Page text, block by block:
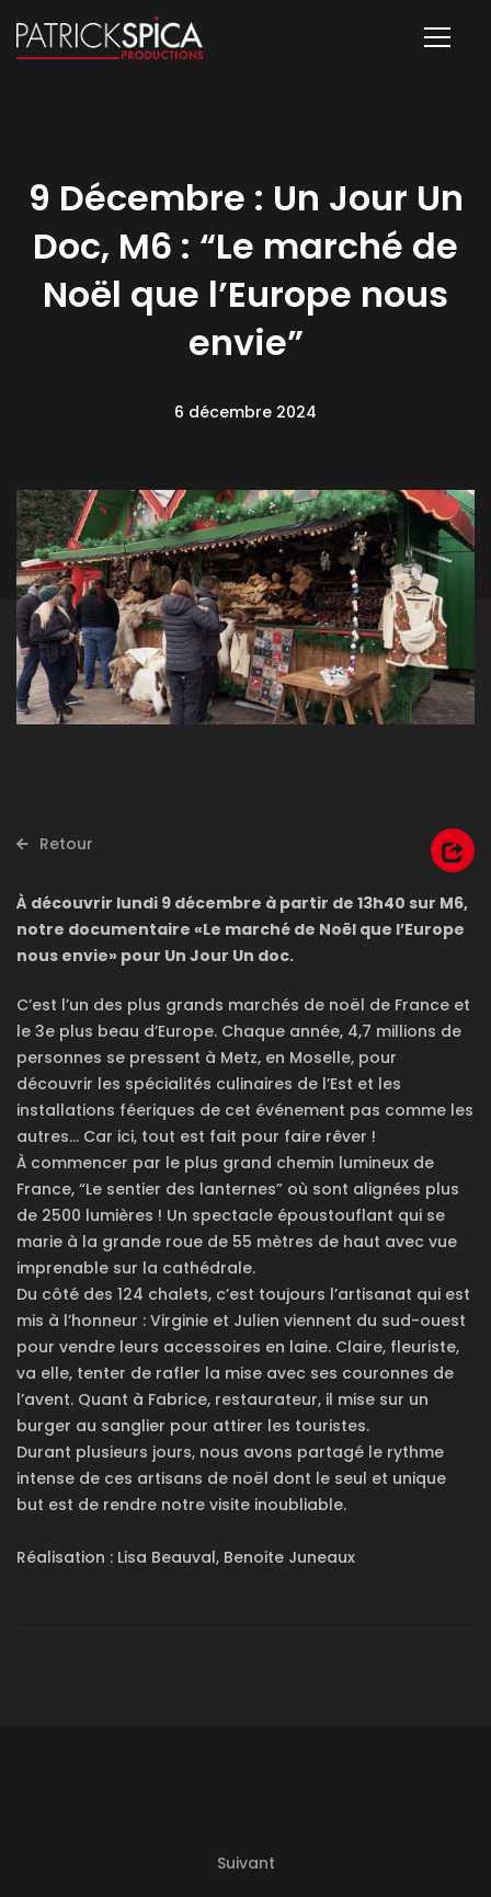
9 Décembre : Un Jour Un
Doc, M6 : “Le marché de
Noël que l’Europe nous
envie”
6 décembre 2024
Retour
À découvrir lundi 9 décembre à partir de 13h40 sur M6,
notre documentaire «Le marché de Noël que l’Europe
nous envie» pour Un Jour Un doc.
C’est l’un des plus grands marchés de noël de France et
le 3e plus beau d’Europe. Chaque année, 4,7 millions de
personnes se pressent à Metz, en Moselle, pour
découvrir les spécialités culinaires de l’Est et les
installations féeriques de cet événement pas comme les
autres… Car ici, tout est fait pour faire rêver !
À commencer par le plus grand chemin lumineux de
France, “Le sentier des lanternes” où sont alignées plus
de 2500 lumières ! Un spectacle époustouflant qui se
marie à la grande roue de 55 mètres de haut avec vue
imprenable sur la cathédrale.
Du côté des 124 chalets, c’est toujours l’artisanat qui est
mis à l’honneur : Virginie et Julien viennent du sud-ouest
pour vendre leurs accessoires en laine. Claire, fleuriste,
va elle, tenter de rafler la mise avec ses couronnes de
l’avent. Quant à Fabrice, restaurateur, il mise sur un
burger au sanglier pour attirer les touristes.
Durant plusieurs jours, nous avons partagé le rythme
intense de ces artisans de noël dont le seul et unique
but est de rendre notre visite inoubliable.
Réalisation : Lisa Beauval, Benoite Juneaux
Suivant